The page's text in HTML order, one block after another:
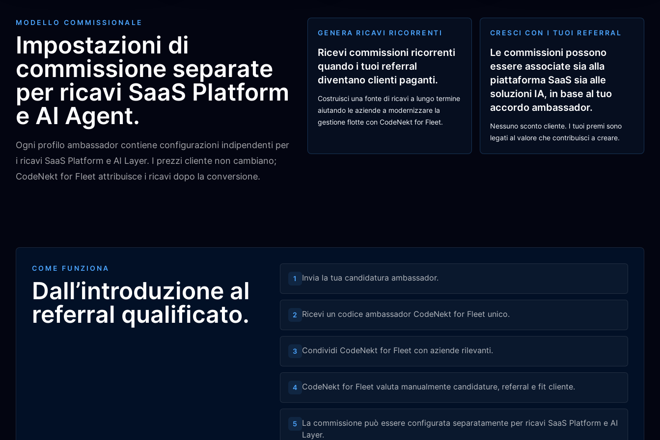
MODELLO COMMISSIONALE
Impostazioni di
commissione separate
per ricavi SaaS Platform
e AI Agent.
Ogni profilo ambassador contiene configurazioni indipendenti per
i ricavi SaaS Platform e AI Layer. I prezzi cliente non cambiano;
CodeNekt for Fleet attribuisce i ricavi dopo la conversione.
GENERA RICAVI RICORRENTI
Ricevi commissioni ricorrenti
quando i tuoi referral
diventano clienti paganti.
Costruisci una fonte di ricavi a lungo termine
aiutando le aziende a modernizzare la
gestione flotte con CodeNekt for Fleet.
CRESCI CON I TUOI REFERRAL
Le commissioni possono
essere associate sia alla
piattaforma SaaS sia alle
soluzioni IA, in base al tuo
accordo ambassador.
Nessuno sconto cliente. I tuoi premi sono
legati al valore che contribuisci a creare.
COME FUNZIONA
Dall’introduzione al
referral qualificato.
1 Invia la tua candidatura ambassador.
2 Ricevi un codice ambassador CodeNekt for Fleet unico.
3 Condividi CodeNekt for Fleet con aziende rilevanti.
4 CodeNekt for Fleet valuta manualmente candidature, referral e fit cliente.
5
La commissione può essere configurata separatamente per ricavi SaaS Platform e AI
Layer.